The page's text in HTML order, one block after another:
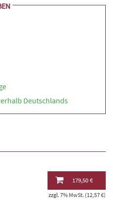
Deutschlands
179,50 €
zzgl. 7% MwSt. (12,57 €)